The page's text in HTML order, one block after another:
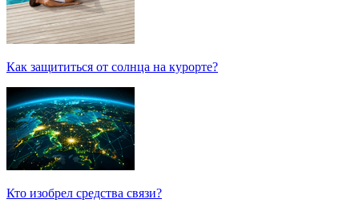
Как защититься от солнца на курорте?
Кто изобрел средства связи?